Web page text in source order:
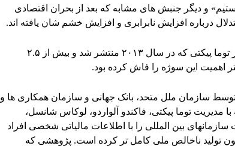
استریت»، «ما ۹۹ درصدی ها هستیم» و دیگر جنبش های مشابه که بعد از بحران اقتصادی
موفقیت جهانی کتاب «سرمایه در قرن بیست و یکم» اثر توما پیکتی که در سال ۲۰۱۳ منتشر شد و بیش از ۲.۵
اهمیت این سوژه را فاش کرده بود.
توسط سازمان ملل متحد، بانک جهانی و سازمان همکاری ها و
مدیریت توما پیکتی، فاکندو آلواردو، لوکاس شانسل،
بین المللی را با اطلاعات مالیاتی شخصی افراد
تولید ناخالص ملی کامل تر کرده است. پژوهشی که